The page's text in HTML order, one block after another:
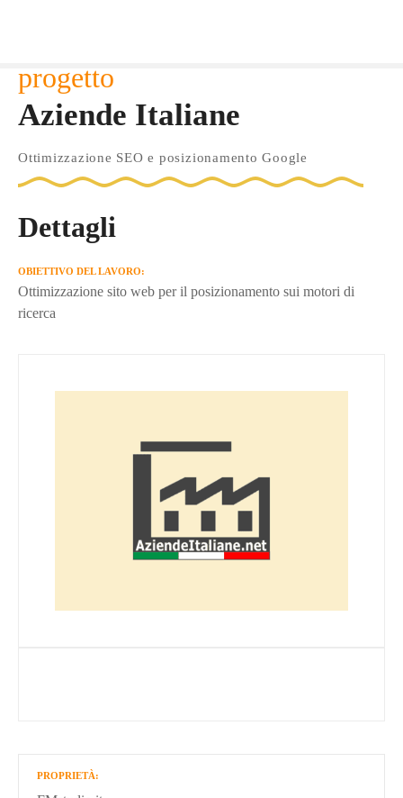
progetto
Aziende Italiane
Ottimizzazione SEO e posizionamento Google
Dettagli
OBIETTIVO DEL LAVORO
Ottimizzazione sito web per il posizionamento sui motori di
ricerca
PROPRIETÀ